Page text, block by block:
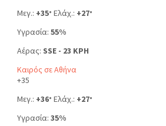
Μεγ.: +35° Ελάχ.: +27°
Υγρασία: 55%
Αέρας: SSE - 23 KPH
Καιρός σε Αθήνα
+35
Μεγ.: +36° Ελάχ.: +27°
Υγρασία: 35%